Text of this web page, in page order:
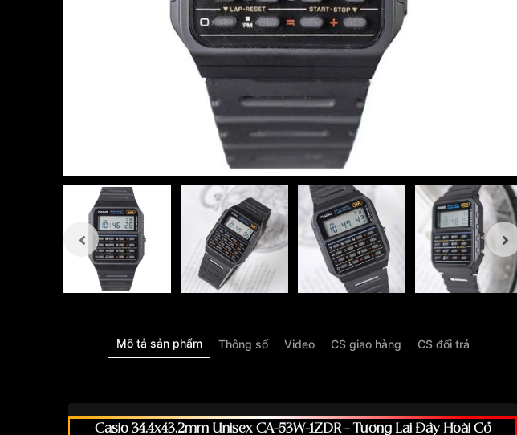
Mô tả sản phẩm Thông số Video CS giao hàng CS đổi trả
Casio 34.4x43.2mm Unisex CA-53W-1ZDR – Tương Lai Đầy Hoài Cổ